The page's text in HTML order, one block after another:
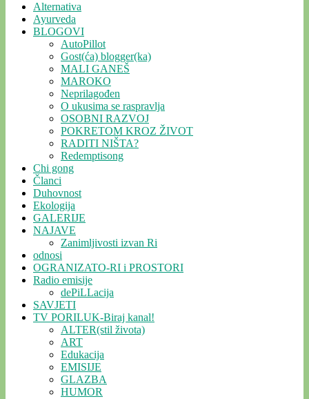
Alternativa
Ayurveda
BLOGOVI
AutoPillot
Gost(ća) blogger(ka)
MALI GANEŠ
MAROKO
Neprilagođen
O ukusima se raspravlja
OSOBNI RAZVOJ
POKRETOM KROZ ŽIVOT
RADITI NIŠTA?
Redemptisong
Chi gong
Članci
Duhovnost
Ekologija
GALERIJE
NAJAVE
Zanimljivosti izvan Ri
odnosi
OGRANIZATO-RI i PROSTORI
Radio emisije
dePiLLacija
SAVJETI
TV PORILUK-Biraj kanal!
ALTER(stil života)
ART
Edukacija
EMISIJE
GLAZBA
HUMOR